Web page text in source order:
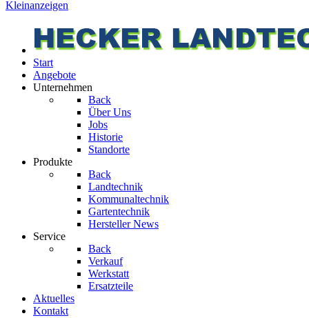
Kleinanzeigen
Start
Angebote
Unternehmen
Back
Über Uns
Jobs
Historie
Standorte
Produkte
Back
Landtechnik
Kommunaltechnik
Gartentechnik
Hersteller News
Service
Back
Verkauf
Werkstatt
Ersatzteile
Aktuelles
Kontakt